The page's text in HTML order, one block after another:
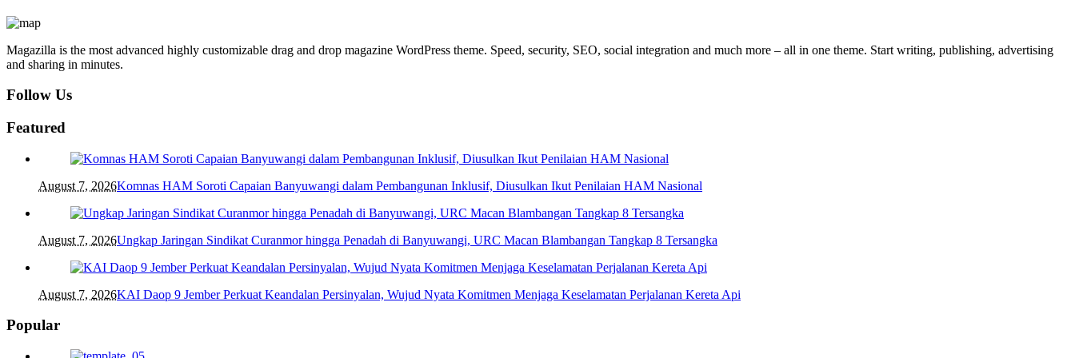
Magazilla is the most advanced highly customizable drag and drop magazine WordPress theme. Speed, security, SEO, social integration and much more – all in one theme. Start writing, publishing, advertising
and sharing in minutes.
Follow Us
Featured
August 7, 2026Komnas HAM Soroti Capaian Banyuwangi dalam Pembangunan Inklusif, Diusulkan Ikut Penilaian HAM Nasional
August 7, 2026Ungkap Jaringan Sindikat Curanmor hingga Penadah di Banyuwangi, URC Macan Blambangan Tangkap 8 Tersangka
August 7, 2026KAI Daop 9 Jember Perkuat Keandalan Persinyalan, Wujud Nyata Komitmen Menjaga Keselamatan Perjalanan Kereta Api
Popular